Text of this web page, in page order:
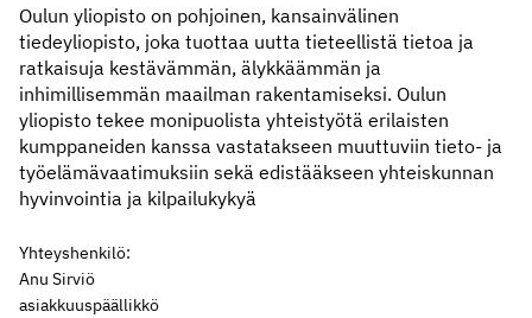
Oulun yliopisto on pohjoinen, kansainvälinen
tiedeyliopisto, joka tuottaa uutta tieteellistä tietoa ja
ratkaisuja kestävämmän, älykkäämmän ja
inhimillisemmän maailman rakentamiseksi. Oulun
yliopisto tekee monipuolista yhteistyötä erilaisten
kumppaneiden kanssa vastatakseen muuttuviin tieto- ja
työelämävaatimuksiin sekä edistääkseen yhteiskunnan
hyvinvointia ja kilpailukykyä
Yhteyshenkilö:
Anu Sirviö
asiakkuuspäällikkö